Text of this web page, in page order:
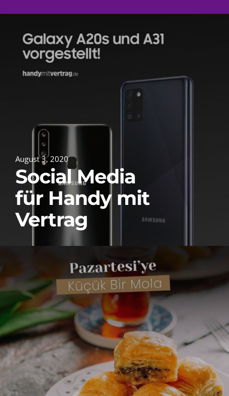
August 3, 2020
Social Media
für Handy mit
Vertrag